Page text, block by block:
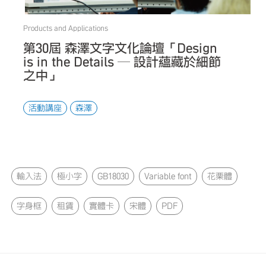
Products and Applications
第30屆 森澤文字文化論壇「Design
is in the Details ─ 設計蘊藏於細節
之中」
活動講座 森澤
輸入法 極小字 GB18030 Variable font 花栗體
字身框 租賃 實體卡 宋體 PDF